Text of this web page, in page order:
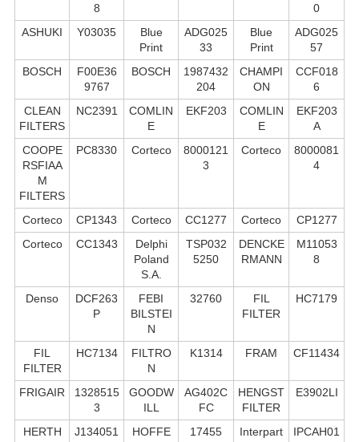
8
0
ASHUKI
Y03035
Blue
Print
ADG025
33
Blue
Print
ADG025
57
BOSCH
F00E36
9767
BOSCH
1987432
204
CHAMPI
ON
CCF018
6
CLEAN
FILTERS
NC2391
COMLIN
E
EKF203
COMLIN
E
EKF203
A
COOPE
RSFIAA
M
FILTERS
PC8330 Corteco
8000121
3
Corteco
8000081
4
Corteco CP1343 Corteco CC1277 Corteco
CP1277
Corteco
CC1343
Delphi
Poland
S.А.
TSP032
5250
DENCKE
RMANN
M11053
8
Denso
DCF263
P
FEBI
BILSTEI
N
32760
FIL
FILTER
HC7179
FIL
FILTER
HC7134
FILTRO
N
K1314 FRAM CF11434
FRIGAIR
1328515
3
GOODW
ILL
AG402C
FC
HENGST
FILTER
E3902LI
HERTH
J134051
HOFFE
17455
Interpart
IPCAH01